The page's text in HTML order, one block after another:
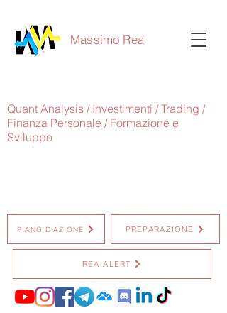
Massimo Rea
Quant Analysis / Investimenti / Trading /
Finanza Personale / Formazione e
Sviluppo
PIANO D'AZIONE PREPARAZIONE
REA-ALERT